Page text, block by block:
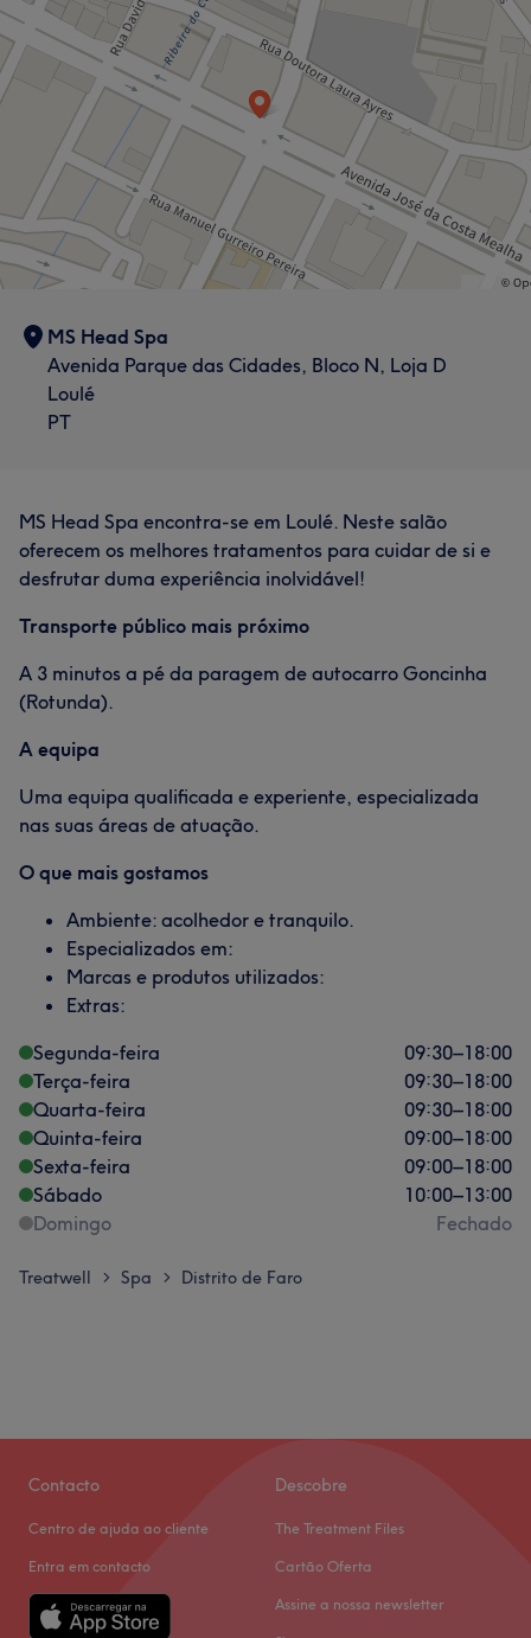
MS Head Spa
Avenida Parque das Cidades, Bloco N, Loja D
Loulé
PT
MS Head Spa encontra-se em Loulé. Neste salão
oferecem os melhores tratamentos para cuidar de si e
desfrutar duma experiência inolvidável!
Transporte público mais próximo
A 3 minutos a pé da paragem de autocarro Goncinha
(Rotunda).
A equipa
Uma equipa qualificada e experiente, especializada
nas suas áreas de atuação.
O que mais gostamos
Ambiente: acolhedor e tranquilo.
Especializados em:
Marcas e produtos utilizados:
Extras:
Segunda-feira
09:30–18:00
Terça-feira
09:30–18:00
Quarta-feira
09:30–18:00
Quinta-feira
09:00–18:00
Sexta-feira
09:00–18:00
Sábado
10:00–13:00
Domingo
Fechado
Treatwell > Spa > Distrito de Faro
Contacto
Centro de ajuda ao cliente
Entra em contacto
Descobre
The Treatment Files
Cartão Oferta
Assine a nossa newsletter